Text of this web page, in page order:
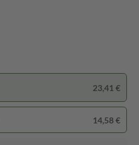
23,41 €
14,58 €